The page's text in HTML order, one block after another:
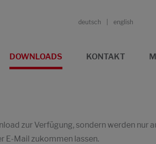
deutsch english
DOWNLOADS KONTAKT
zur Verfügung, sondern werden nur
E-Mail zukommen lassen.